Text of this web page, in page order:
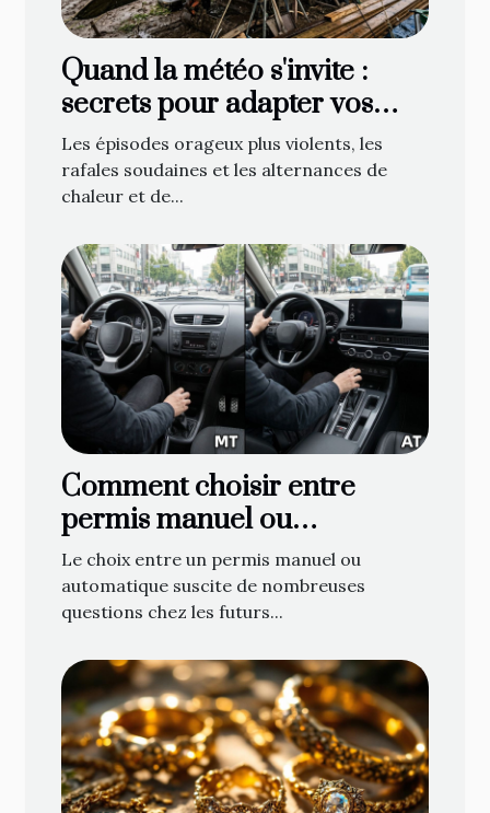
Quand la météo s'invite :
secrets pour adapter vos
bâches face aux caprices du
temps
Les épisodes orageux plus violents, les
rafales soudaines et les alternances de
chaleur et de...
Comment choisir entre
permis manuel ou
automatique ?
Le choix entre un permis manuel ou
automatique suscite de nombreuses
questions chez les futurs...